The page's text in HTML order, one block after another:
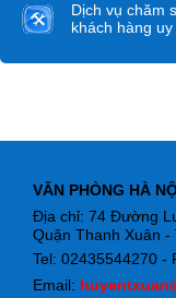
Dịch vụ chăm
khách hàng uy
VĂN PHÒNG HÀ
Địa chỉ: 74 Đường
Quận Thanh Xuân -
Tel: 02435544270 -
Email: